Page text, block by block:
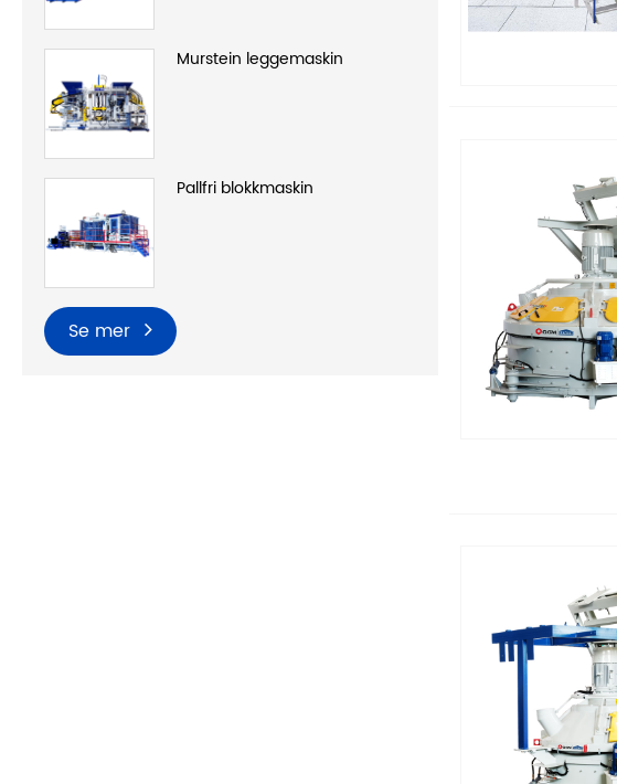
Murstein leggemaskin
Pallfri blokkmaskin
Se mer